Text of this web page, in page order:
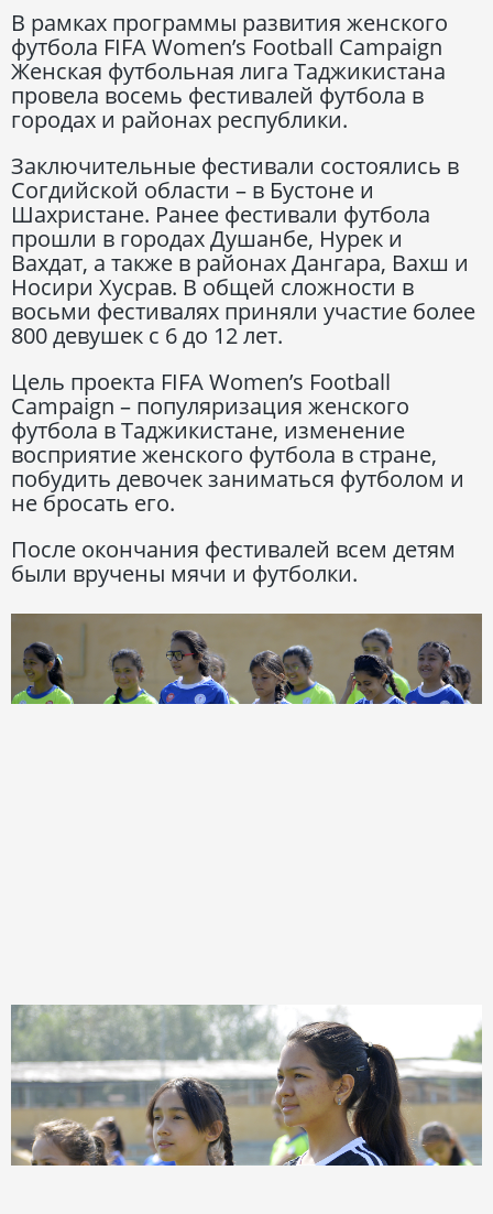
В рамках программы развития женского
футбола FIFA Women’s Football Campaign
Женская футбольная лига Таджикистана
провела восемь фестивалей футбола в
городах и районах республики.
Заключительные фестивали состоялись в
Согдийской области – в Бустоне и
Шахристане. Ранее фестивали футбола
прошли в городах Душанбе, Нурек и
Вахдат, а также в районах Дангара, Вахш и
Носири Хусрав. В общей сложности в
восьми фестивалях приняли участие более
800 девушек с 6 до 12 лет.
Цель проекта FIFA Women’s Football
Campaign – популяризация женского
футбола в Таджикистане, изменение
восприятие женского футбола в стране,
побудить девочек заниматься футболом и
не бросать его.
После окончания фестивалей всем детям
были вручены мячи и футболки.